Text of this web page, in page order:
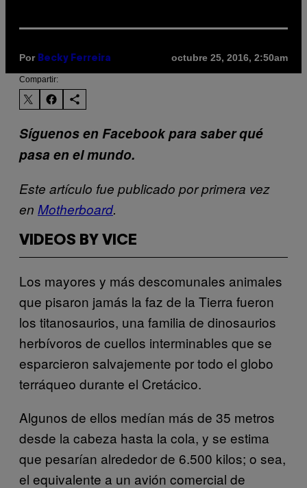
Por Becky Ferreira octubre 25, 2016, 2:50am
Compartir:
Síguenos en Facebook para saber qué
pasa en el mundo.
Este artículo fue publicado por primera vez
en Motherboard.
VIDEOS BY VICE
Los mayores y más descomunales animales
que pisaron jamás la faz de la Tierra fueron
los titanosaurios, una familia de dinosaurios
herbívoros de cuellos interminables que se
esparcieron salvajemente por todo el globo
terráqueo durante el Cretácico.
Algunos de ellos medían más de 35 metros
desde la cabeza hasta la cola, y se estima
que pesarían alrededor de 6.500 kilos; o sea,
el equivalente a un avión comercial de